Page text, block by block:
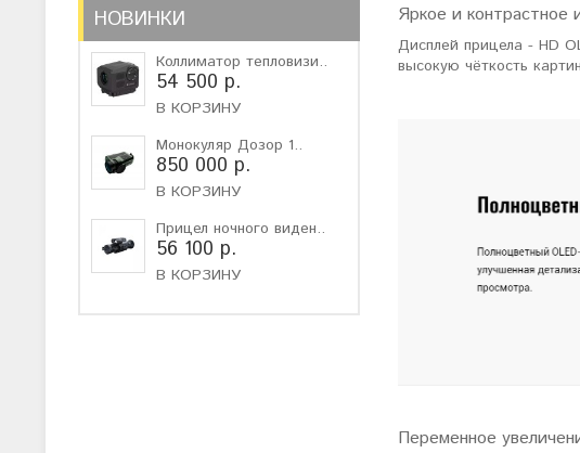
НОВИНКИ
Коллиматор тепловизи..
54 500 р.
В КОРЗИНУ
Монокуляр Дозор 1..
850 000 р.
В КОРЗИНУ
Прицел ночного виден..
56 100 р.
В КОРЗИНУ
Яркое и контрастное
Дисплей прицела - HD
высокую чёткость
Переменное